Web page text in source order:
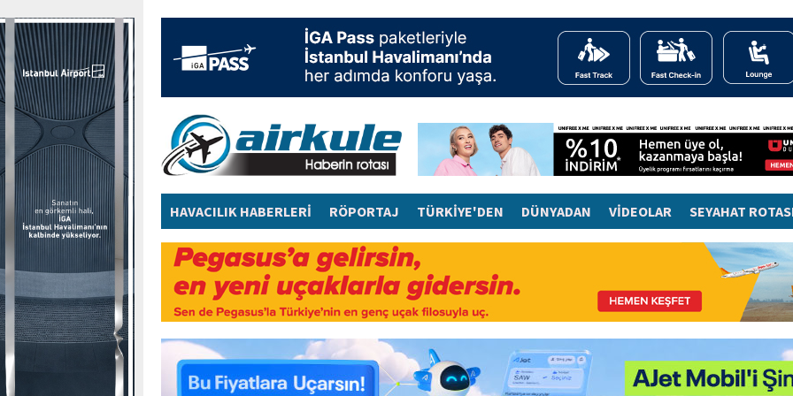
HAVACILIK HABERLERİ RÖPORTAJ TÜRKİYE'DEN DÜNYADAN VİDEOLAR SEYAHAT